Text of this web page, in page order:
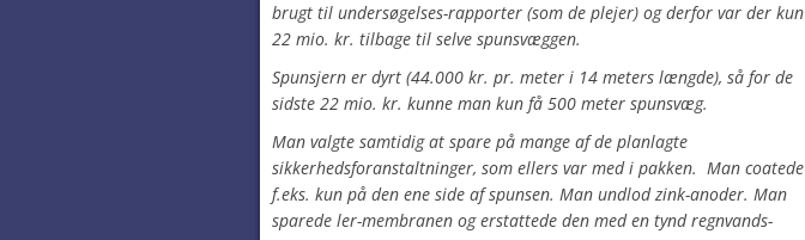
brugt til undersøgelses-rapporter (som de plejer) og derfor var der kun
22 mio. kr. tilbage til selve spunsvæggen.
Spunsjern er dyrt (44.000 kr. pr. meter i 14 meters længde), så for de
sidste 22 mio. kr. kunne man kun få 500 meter spunsvæg.
Man valgte samtidig at spare på mange af de planlagte
sikkerhedsforanstaltninger, som ellers var med i pakken. Man coatede
f.eks. kun på den ene side af spunsen. Man undlod zink-anoder. Man
sparede ler-membranen og erstattede den med en tynd regnvands-